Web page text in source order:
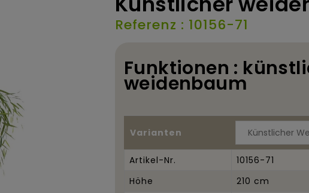
Referenz : 10156-71
Funktionen :
weidenbaum
Varianten
Artikel-Nr.
10156-71
Höhe
210 cm